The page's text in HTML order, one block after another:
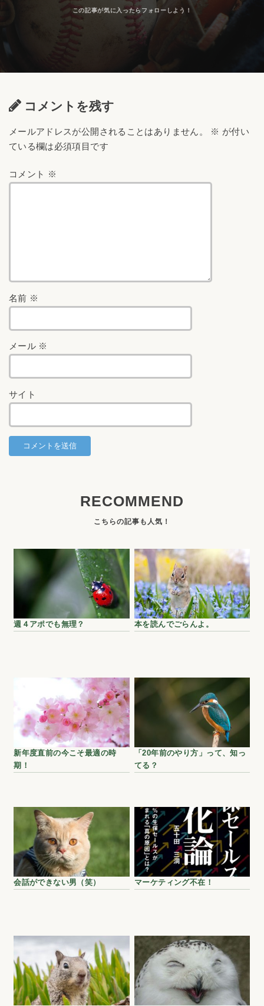
コメントを残す
メールアドレスが公開されることはありません。 ※ が付い
ている欄は必須項目です
コメント ※
名前 ※
メール ※
サイト
RECOMMEND
週４アポでも無理？ 本を読んでごらんよ。
新年度直前の今こそ最適の時
期！
「20年前のやり方」って、知っ
てる？
会話ができない男（笑） マーケティング不在！